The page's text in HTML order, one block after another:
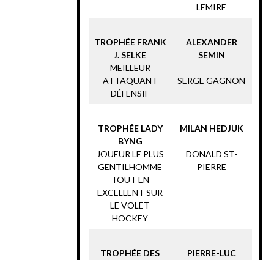
LEMIRE
TROPHÉE FRANK
J. SELKE
MEILLEUR
ATTAQUANT
DÉFENSIF
ALEXANDER
SEMIN
SERGE GAGNON
TROPHÉE LADY
BYNG
JOUEUR LE PLUS
GENTILHOMME
TOUT EN
EXCELLENT SUR
LE VOLET
HOCKEY
MILAN HEDJUK
DONALD ST-
PIERRE
TROPHÉE DES
PIERRE-LUC